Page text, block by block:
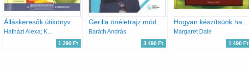
Álláskeresők útikönyve - CD melléklettel
1 290 Ft
Baráth András
3 490 Ft
Margaret Dale
1 490 Ft